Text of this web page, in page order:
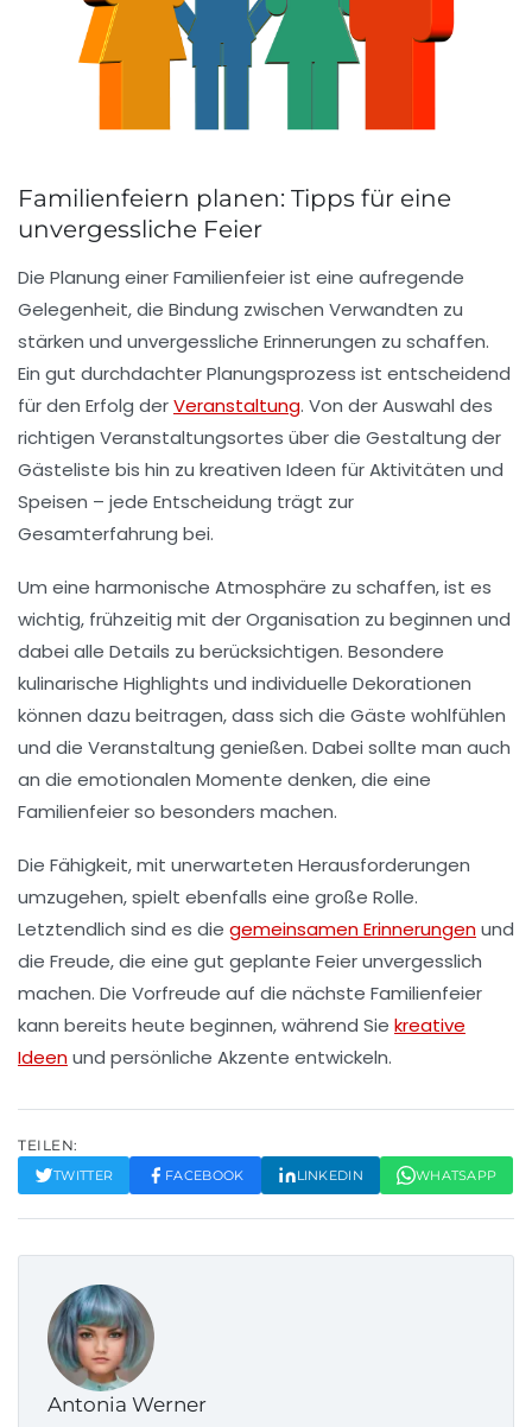
Familienfeiern planen: Tipps für eine
unvergessliche Feier
Die Planung einerFamilienfeierist eine aufregende
Gelegenheit, die Bindung zwischen Verwandten zu
stärken und unvergessliche Erinnerungen zu schaffen.
Ein gut durchdachterPlanungsprozess ist entscheidend
für den Erfolg derVeranstaltung. Von der Auswahl des
richtigen Veranstaltungsortes über die Gestaltung der
Gästeliste bis hin zu kreativen Ideen fürAktivitäten und
Speisen – jede Entscheidung trägt zur
Gesamterfahrung bei.
Um eine harmonische Atmosphäre zu schaffen, ist es
wichtig, frühzeitig mit der Organisation zu beginnen und
dabei alle Details zu berücksichtigen. Besondere
kulinarische Highlights und individuelle Dekorationen
können dazu beitragen, dass sich die Gäste wohlfühlen
und die Veranstaltung genießen. Dabei sollte man auch
an die emotionalen Momente denken, die eine
Familienfeier so besonders machen.
Die Fähigkeit, mit unerwarteten Herausforderungen
umzugehen, spielt ebenfalls eine große Rolle.
Letztendlich sind es die gemeinsamen Erinnerungenund
die Freude, die eine gut geplante Feier unvergesslich
machen. Die Vorfreude auf die nächste Familienfeier
kann bereits heute beginnen, während Sie kreative
Ideenund persönliche Akzente entwickeln.
TEILEN:
TWITTER FACEBOOK LINKEDIN WHATSAPP
Antonia Werner